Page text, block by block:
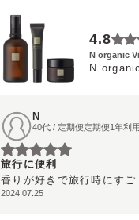
4.8
N organic
N
N
40代 / 定期便定期便1年利用
旅行に便利
香りが好きで旅行時にすご
2024.07.25